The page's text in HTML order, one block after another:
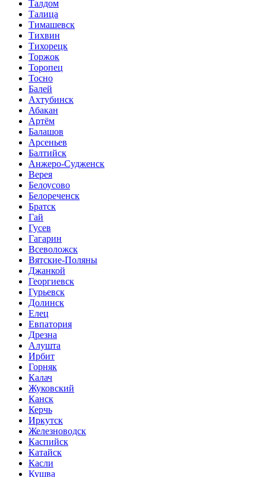
Талдом
Талица
Тимашевск
Тихвин
Тихорецк
Торжок
Торопец
Тосно
Балей
Ахтубинск
Абакан
Артём
Балашов
Арсеньев
Балтийск
Анжеро-Судженск
Верея
Белоусово
Белореченск
Братск
Гай
Гусев
Гагарин
Всеволожск
Вятские-Поляны
Джанкой
Георгиевск
Гурьевск
Долинск
Елец
Евпатория
Дрезна
Алушта
Ирбит
Горняк
Калач
Жуковский
Канск
Керчь
Иркутск
Железноводск
Каспийск
Катайск
Касли
Кушва